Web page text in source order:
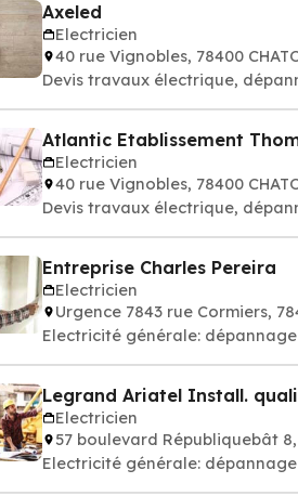
Axeled
Electricien
40 rue Vignobles, 78400
Devis travaux électrique,
Atlantic Etablissement
Electricien
40 rue Vignobles, 78400
Devis travaux électrique,
Entreprise Charles Pereira
Electricien
Urgence 7843 rue Cormiers,
Electricité générale:
Legrand Ariatel Install.
Electricien
57 boulevard Républiquebât 8,
Electricité générale: